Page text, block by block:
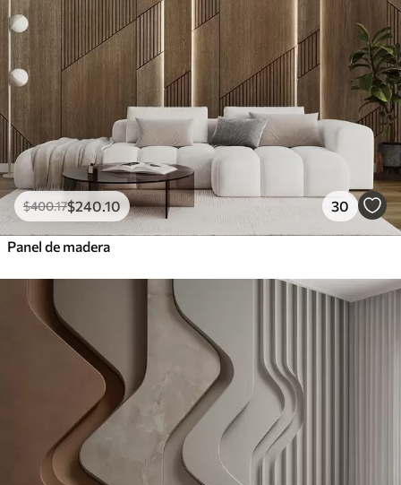
$400.17$240 .10 30
Panel de madera